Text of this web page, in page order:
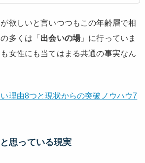
欲しいと言いつつもこの年齢層で相
多くは「 出会いの場」に行っていま
女性にも当てはまる共通の事実なん
理由8つと現状からの突破ノウハウ7
思っている現実